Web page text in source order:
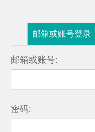
邮箱或账号登录
邮箱或账号:
密码: